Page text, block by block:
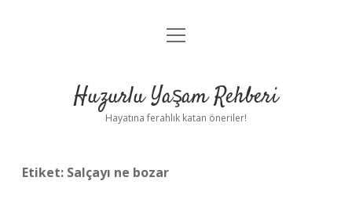
Anasayfa
Yasal Uyarı
menüyü
Huzurlu Yaşam Rehberi
Hayatına ferahlık katan öneriler!
Etiket: Salçayı ne bozar